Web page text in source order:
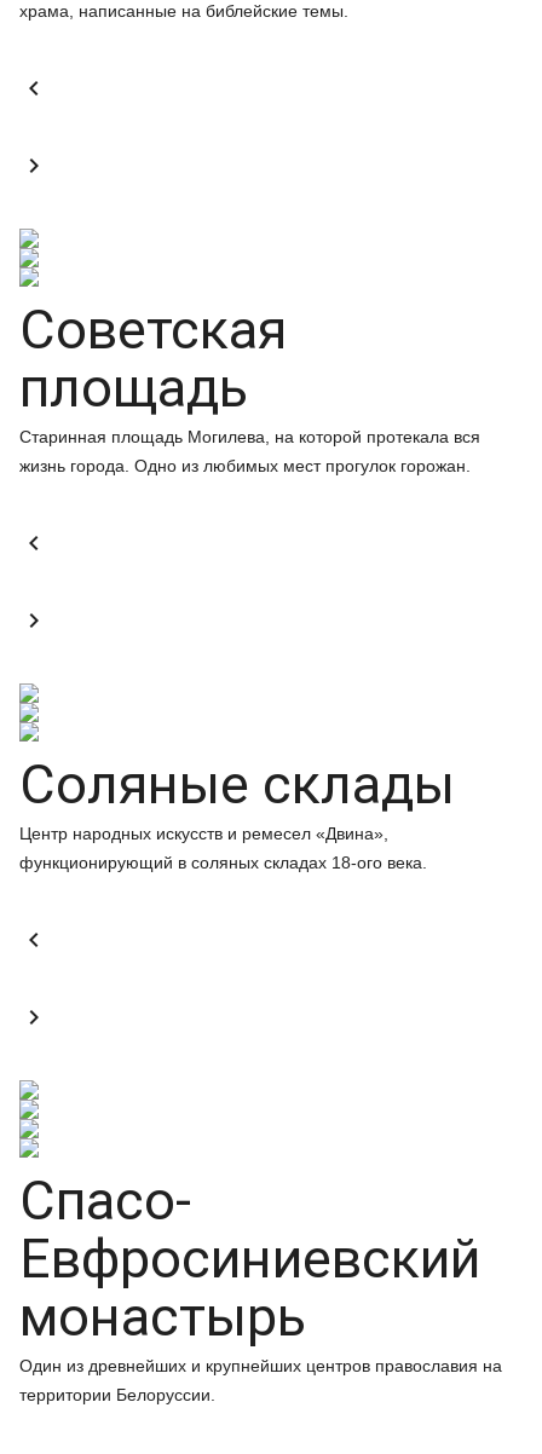
храма, написанные на библейские темы.


Советская
площадь
Старинная площадь Могилева, на которой протекала вся
жизнь города. Одно из любимых мест прогулок горожан.


Соляные склады
Центр народных искусств и ремесел «Двина»,
функционирующий в соляных складах 18-ого века.


Спасо-
Евфросиниевский
монастырь
Один из древнейших и крупнейших центров православия на
территории Белоруссии.